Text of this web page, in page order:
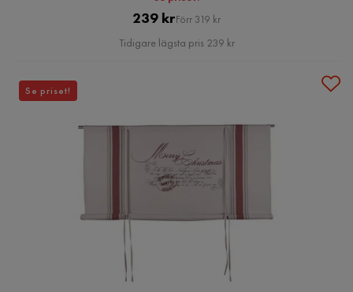
Pris
239 krOriginal
Pris
Förr 319 kr
Tidigare lägsta pris 239 kr
Se priset!